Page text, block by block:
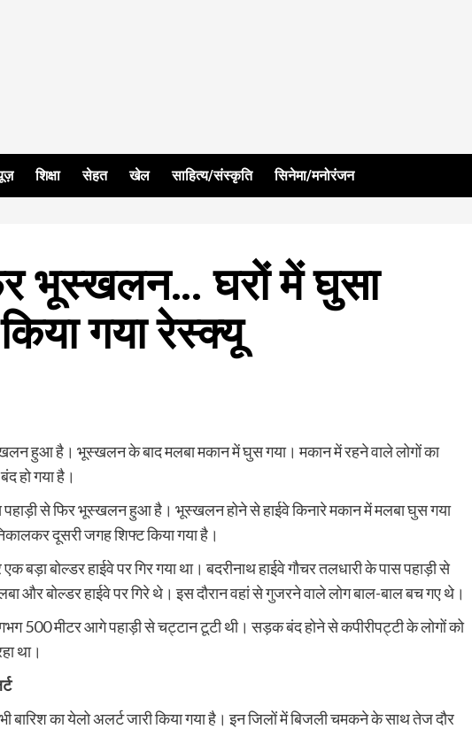
शिक्षा सेहत खेल साहित्य/संस्कृति सिनेमा/मनोरंजन
भूस्खलन… घरों में घुसा
गया रेस्क्यू
हुआ है। भूस्खलन के बाद मलबा मकान में घुस गया। मकान में रहने वाले लोगों का
हो गया है।
पहाड़ी से फिर भूस्खलन हुआ है। भूस्खलन होने से हाईवे किनारे मकान में मलबा घुस गया
दूसरी जगह शिफ्ट किया गया है।
एक बड़ा बोल्डर हाईवे पर गिर गया था। बदरीनाथ हाईवे गौचर तलधारी के पास पहाड़ी से
और बोल्डर हाईवे पर गिरे थे। इस दौरान वहां से गुजरने वाले लोग बाल-बाल बच गए थे।
500 मीटर आगे पहाड़ी से चट्टान टूटी थी। सड़क बंद होने से कपीरीपट्टी के लोगों को
था।
का येलो अलर्ट जारी किया गया है। इन जिलों में बिजली चमकने के साथ तेज दौर